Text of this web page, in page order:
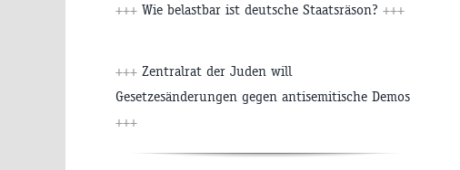
+++ Wie belastbar ist deutsche Staatsräson? +++
+++ Zentralrat der Juden will
Gesetzesänderungen gegen antisemitische Demos
+++